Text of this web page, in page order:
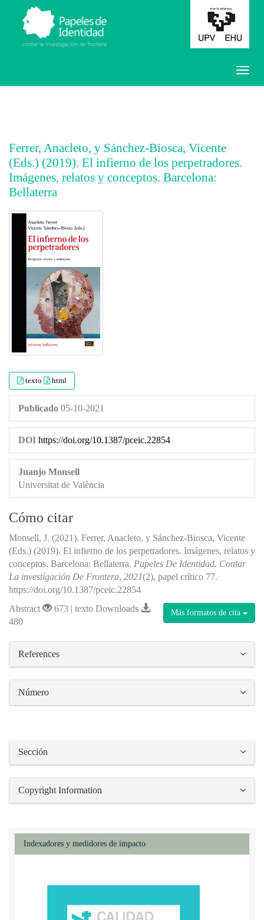
Ferrer, Anacleto, y Sánchez-Biosca, Vicente
(Eds.) (2019). El infierno de los perpetradores.
Imágenes, relatos y conceptos. Barcelona:
Bellaterra
##plugins.themes.bootstrap3.article.main##
texto html
Publicado 05-10-2021
DOI https://doi.org/10.1387/pceic.22854
Juanjo Monsell
Universitat de València
Cómo citar
Monsell, J. (2021). Ferrer, Anacleto, y Sánchez-Biosca, Vicente
(Eds.) (2019). El infierno de los perpetradores. Imágenes, relatos y
conceptos. Barcelona: Bellaterra. Papeles De Identidad. Contar
La investigación De Frontera, 2021(2), papel crítico 77.
https://doi.org/10.1387/pceic.22854
Más formatos de cita
Abstract
673 | texto Downloads
480
References
Número
Sección
Copyright Information
Indexadores y medidores de impacto